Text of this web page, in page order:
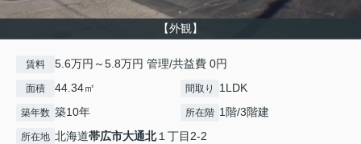
【外観】
賃料 5.6万円～5.8万円 管理/共益費 0円
面積 44.34㎡ 間取り 1LDK
築年数 築10年 所在階 1階/3階建
所在地 北海道帯広市大通北１丁目2-2